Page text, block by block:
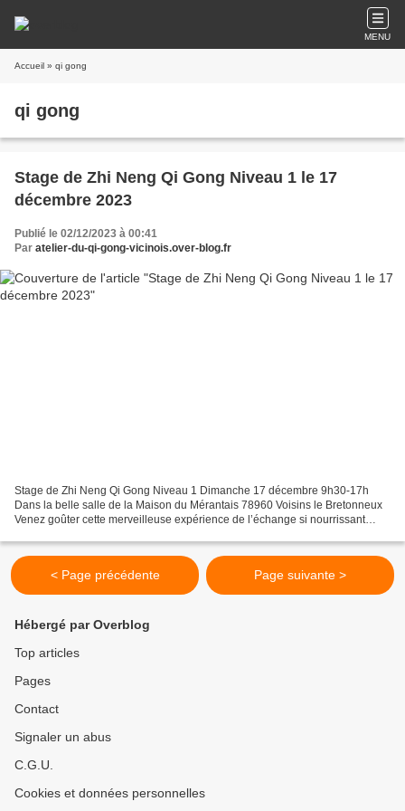
MENU
Accueil » qi gong
qi gong
Stage de Zhi Neng Qi Gong Niveau 1 le 17
décembre 2023
Publié le 02/12/2023 à 00:41
Par atelier-du-qi-gong-vicinois.over-blog.fr
Stage de Zhi Neng Qi Gong Niveau 1 Dimanche 17 décembre 9h30-17h
Dans la belle salle de la Maison du Mérantais 78960 Voisins le Bretonneux
Venez goûter cette merveilleuse expérience de l’échange si nourrissant
< Page précédente Page suivante >
Hébergé par Overblog
Top articles
Pages
Contact
Signaler un abus
C.G.U.
Cookies et données personnelles